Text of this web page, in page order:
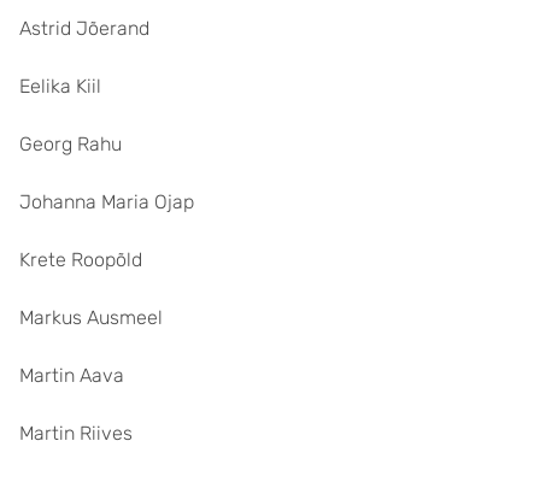
Astrid Jõerand
Eelika Kiil
Georg Rahu
Johanna Maria Ojap
Krete Roopõld
Markus Ausmeel
Martin Aava
Martin Riives